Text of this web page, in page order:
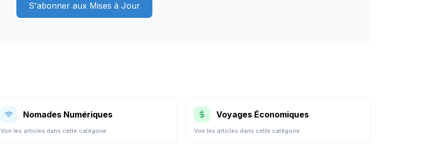
S'abonner aux Mises à Jour
Nomades Numériques
Voir les articles dans cette catégorie
Voyages Économiques
Voir les articles dans cette catégorie